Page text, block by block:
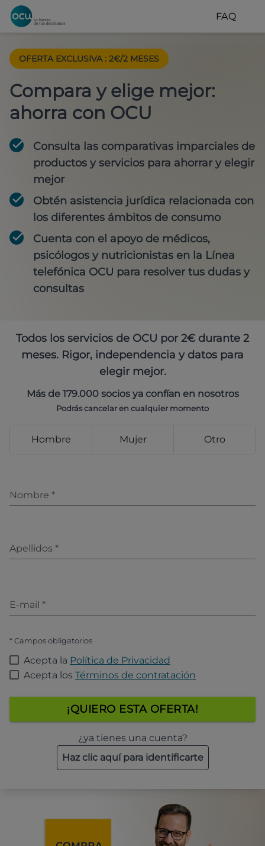
FAQ
OFERTA EXCLUSIVA : 2€/2 MESES
Compara y elige mejor:
ahorra con OCU
Consulta las comparativas imparciales de
productos y servicios para ahorrar y elegir
mejor
Obtén asistencia jurídica relacionada con
los diferentes ámbitos de consumo
Cuenta con el apoyo de médicos,
psicólogos y nutricionistas en la Línea
telefónica OCU para resolver tus dudas y
consultas
Todos los servicios de OCU por 2€ durante 2
meses. Rigor, independencia y datos para
elegir mejor.
Más de 179.000 socios ya confían en nosotros
Podrás cancelar en cualquier momento
Hombre Mujer Otro
Nombre *
Apellidos *
E-mail *
* Campos obligatorios
Acepta la Política de Privacidad
Acepta los Términos de contratación
¡QUIERO ESTA OFERTA!
¿ya tienes una cuenta?
Haz clic aquí para identificarte